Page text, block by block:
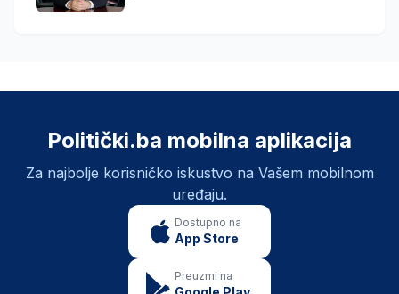
Politički.ba mobilna aplikacija
Za najbolje korisničko iskustvo na Vašem mobilnom
uređaju.
Dostupno na
App Store
Preuzmi na